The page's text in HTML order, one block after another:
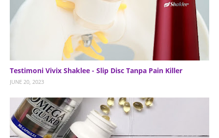
Testimoni Vivix Shaklee - Slip Disc Tanpa Pain Killer
JUNE 20, 2023